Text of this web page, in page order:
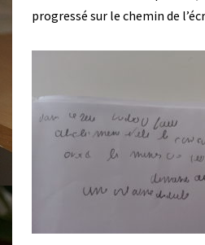
C
S
progressé sur le chemin de